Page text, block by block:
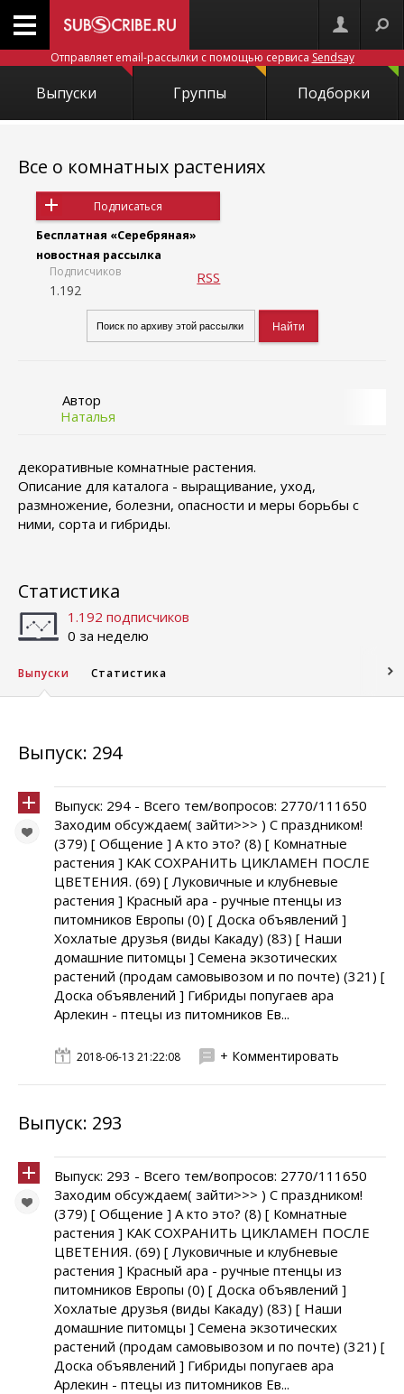
Отправляет email-рассылки с помощью сервиса Sendsay
Выпуски Группы Подборки
Все о комнатных растениях
Подписаться
Бесплатная «Серебряная»
новостная рассылка
Подписчиков
1.192
RSS
Автор
Наталья
декоративные комнатные растения.
Описание для каталога - выращивание, уход,
размножение, болезни, опасности и меры борьбы с
ними, сорта и гибриды.
Статистика
1.192 подписчиков
0 за неделю
Выпуски Статистика
Выпуск: 294
Выпуск: 294 - Всего тем/вопросов: 2770/111650
Заходим обсуждаем( зайти>>> ) С праздником!
(379) [ Общение ] А кто это? (8) [ Комнатные
растения ] КАК СОХРАНИТЬ ЦИКЛАМЕН ПОСЛЕ
ЦВЕТЕНИЯ. (69) [ Луковичные и клубневые
растения ] Красный ара - ручные птенцы из
питомников Европы (0) [ Доска объявлений ]
Хохлатые друзья (виды Какаду) (83) [ Наши
домашние питомцы ] Семена экзотических
растений (продам самовывозом и по почте) (321) [
Доска объявлений ] Гибриды попугаев ара
Арлекин - птецы из питомников Ев...
2018-06-13 21:22:08 + Комментировать
Выпуск: 293
Выпуск: 293 - Всего тем/вопросов: 2770/111650
Заходим обсуждаем( зайти>>> ) С праздником!
(379) [ Общение ] А кто это? (8) [ Комнатные
растения ] КАК СОХРАНИТЬ ЦИКЛАМЕН ПОСЛЕ
ЦВЕТЕНИЯ. (69) [ Луковичные и клубневые
растения ] Красный ара - ручные птенцы из
питомников Европы (0) [ Доска объявлений ]
Хохлатые друзья (виды Какаду) (83) [ Наши
домашние питомцы ] Семена экзотических
растений (продам самовывозом и по почте) (321) [
Доска объявлений ] Гибриды попугаев ара
Арлекин - птецы из питомников Ев...